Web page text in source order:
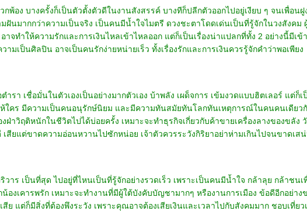
พ้อง บางครั้งก็เป็นตัวตั้งตัวดีในงานสังสรรค์ บางทีก็ปลีกตัวออกไปอยู่เงียบ ๆ จนเพื่อนฝู
มากกว่าความเป็นจริง เป็นคนมีน้ำใจไมตรี ดวงชะตาโดดเด่นเป็นที่รู้จักในวงสังคม
ทำให้ความรักและการเงินไหลเข้าไหลออก แต่ก็เป็นเรื่องน่าแปลกที่ทั้ง 2 อย่างนี้มีเข้า
มเป็นศิลปิน อาจเป็นคนรักง่ายหน่ายเร็ว ทั้งเรื่องรักและการเงินควรรู้จักคำว่าพอเพียง
รา เชื่อมั่นในตัวเองเป็นอย่างมากตัวเอง บ้าพลัง เผด็จการ เข้มงวดแบบฮิตเลอร์ แต่ก็เ
ใคร มีความเป็นคนอนุรักษ์นิยม และมีความทันสมัยทันโลกทันเหตุการณ์ในคนคนเดียว
ฝ่าวิฤติหนักในชีวิตไปได้บ่อยครั้ง เหมาะจะทำธุรกิจเกี่ยวกับค้าขายเครื่องลางของขลัง
สียแต่ขาดความอ่อนหวานไปซักหน่อย เจ้าตัวควรระวังกิริยาอย่าห่ามเกินไปจนขาดเส
วาร เป็นที่สุด ไปอยู่ที่ไหนเป็นที่รู้จักอย่างรวดเร็ว เพราะเป็นคนมีน้ำใจ กล้าลุย กล้าชนเ
องเคารพรัก เหมาะจะทำงานที่มีผู้ใต้บังคับบัญชามากๆ หรืองานการเมือง ข้อดีอีกอย่าง
ย แต่ก็มีสิ่งที่ต้องพึงระวัง เพราะคุณอาจต้องเสียเงินและเวลาไปกับสังคมมาก ชอบเที่ยว